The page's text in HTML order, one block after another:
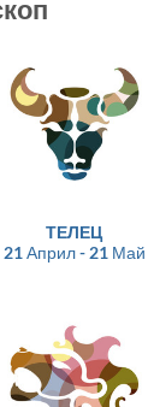
ТЕЛЕЦ
21 Април - 21 Май